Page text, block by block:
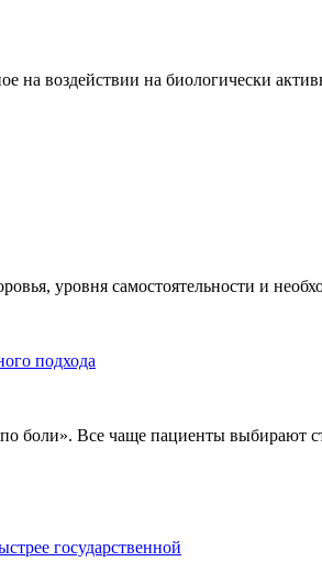
воздействии на биологически
уровня самостоятельности и
подхода
боли». Все чаще пациенты выбирают
государственной